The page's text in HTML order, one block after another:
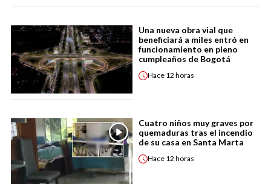
Una nueva obra vial que
beneficiará a miles entró en
funcionamiento en pleno
cumpleaños de Bogotá
Hace 12 horas
Cuatro niños muy graves por
quemaduras tras el incendio
de su casa en Santa Marta
Hace 12 horas